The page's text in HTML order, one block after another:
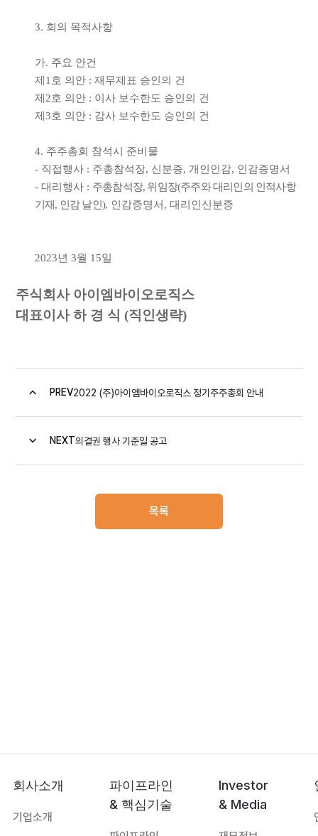
3. 회의 목적사항
가. 주요 안건
제 1 호 의안 :재무제표 승인의 건
제 2호 의안 : 이사 보수한도 승인의 건
제3호 의안 : 감사 보수한도 승인의 건
4. 주주총회 참석시 준비물
- 직접행사 : 주총참석장, 신분증, 개인인감, 인감증명서
-대리행사 : 주총참석장, 위임장(주주와 대리인의 인적사항
기재, 인감 날인 ), 인감증명서 ,대리인신분증
2023년3월 15일
주식회사 아이엠바이오로직스
대표이사 하 경 식(직인생략)
PREV2022 (주)아이엠바이오로직스 정기주주총회 안내
NEXT의결권 행사 기준일 공고
목록
회사소개
기업소개
파이프라인
& 핵심기술
Investor
& Media